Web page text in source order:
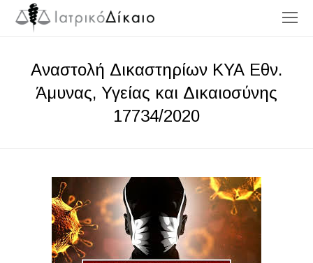
Αναστολή Δικαστηρίων ΚΥΑ Εθν.
Άμυνας, Υγείας και Δικαιοσύνης
17734/2020